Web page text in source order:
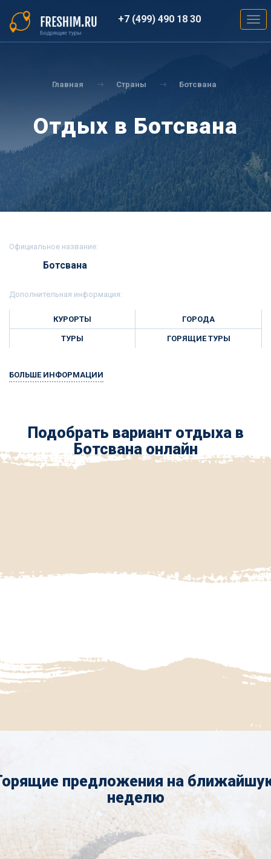
основному
содержанию
+7 (499) 490 18 30
Главная Страны Ботсвана
Отдых в Ботсвана
Официальное название:
Ботсвана
Дополнительная информация:
КУРОРТЫ ГОРОДА
ТУРЫ ГОРЯЩИЕ ТУРЫ
БОЛЬШЕ ИНФОРМАЦИИ
Подобрать вариант отдыха в
Ботсвана онлайн
предложения на
неделю